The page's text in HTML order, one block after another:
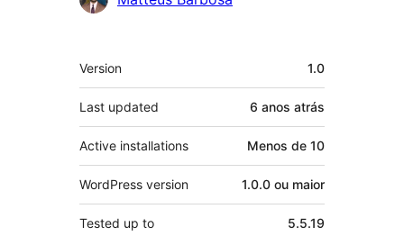
Meta
Version 1.0
Last updated 6 anos atrás
Active installations Menos de 10
WordPress version 1.0.0 ou maior
Tested up to 5.5.19